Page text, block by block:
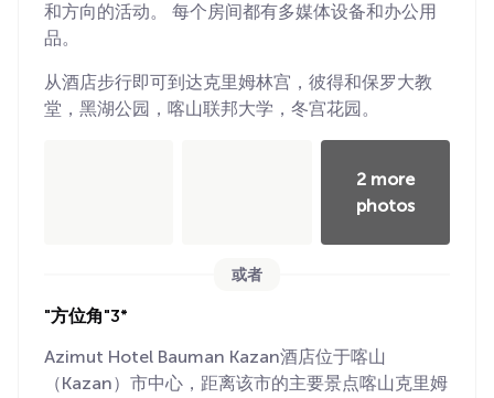
和方向的活动。 每个房间都有多媒体设备和办公用
品。
从酒店步行即可到达克里姆林宫，彼得和保罗大教
堂，黑湖公园，喀山联邦大学，冬宫花园。
2 more
photos
或者
"方位角"3*
Azimut Hotel Bauman Kazan酒店位于喀山
（Kazan）市中心，距离该市的主要景点喀山克里姆